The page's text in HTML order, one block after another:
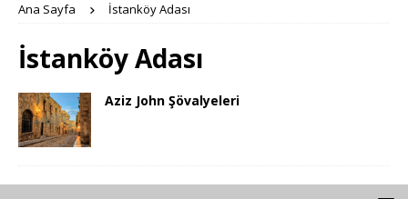
Ana Sayfa İstanköy Adası
İstanköy Adası
Aziz John Şövalyeleri